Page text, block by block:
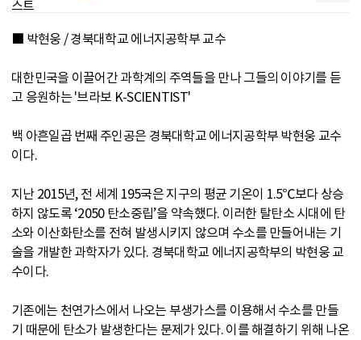
■ 박현웅 / 경북대학교 에너지공학부 교수
대한민국을 이끌어간 과학계의 주역들을 만나 그들의 이야기를 듣
고 응원하는 '브라보 K-SCIENTIST'
백 아흔일곱 번째 주인공은 경북대학교 에너지공학부 박현웅 교수
이다.
지난 2015년, 전 세계 195국은 지구의 평균 기온이 1.5℃보다 상승
하지 않도록 ‘2050 탄소중립’을 약속했다. 이러한 탈탄소 시대에 탄
소와 이산화탄소를 전혀 발생시키지 않으며 수소를 만들어내는 기
술을 개발한 과학자가 있다. 경북대학교 에너지공학부의 박현웅 교
수이다.
기존에는 천연가스에서 나오는 부생가스를 이용해서 수소를 만들
기 때문에 탄소가 발생한다는 문제가 있다. 이를 해결하기 위해 나온